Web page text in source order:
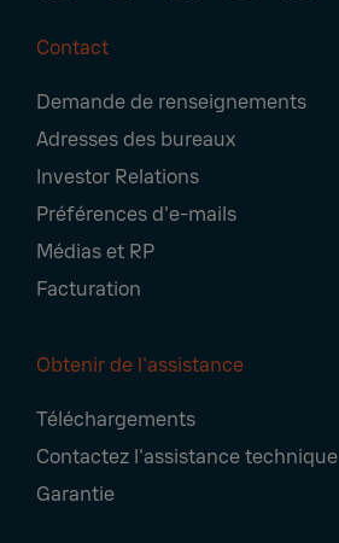
Navigation
Contact
Demande de renseignements
Adresses des bureaux
Investor Relations
Préférences d'e-mails
Médias et RP
Facturation
Obtenir de l'assistance
Téléchargements
Contactez l'assistance technique
Garantie